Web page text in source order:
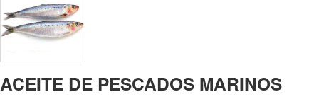
ACEITE DE PESCADOS MARINOS